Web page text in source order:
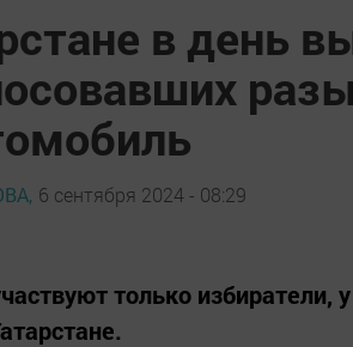
в день
6 сентября 2024 - 08:29
только избиратели,